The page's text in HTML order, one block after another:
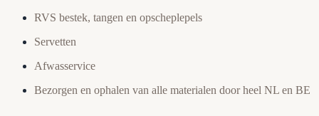
RVS bestek, tangen en opscheplepels
Servetten
Afwasservice
Bezorgen en ophalen van alle materialen door heel NL en BE